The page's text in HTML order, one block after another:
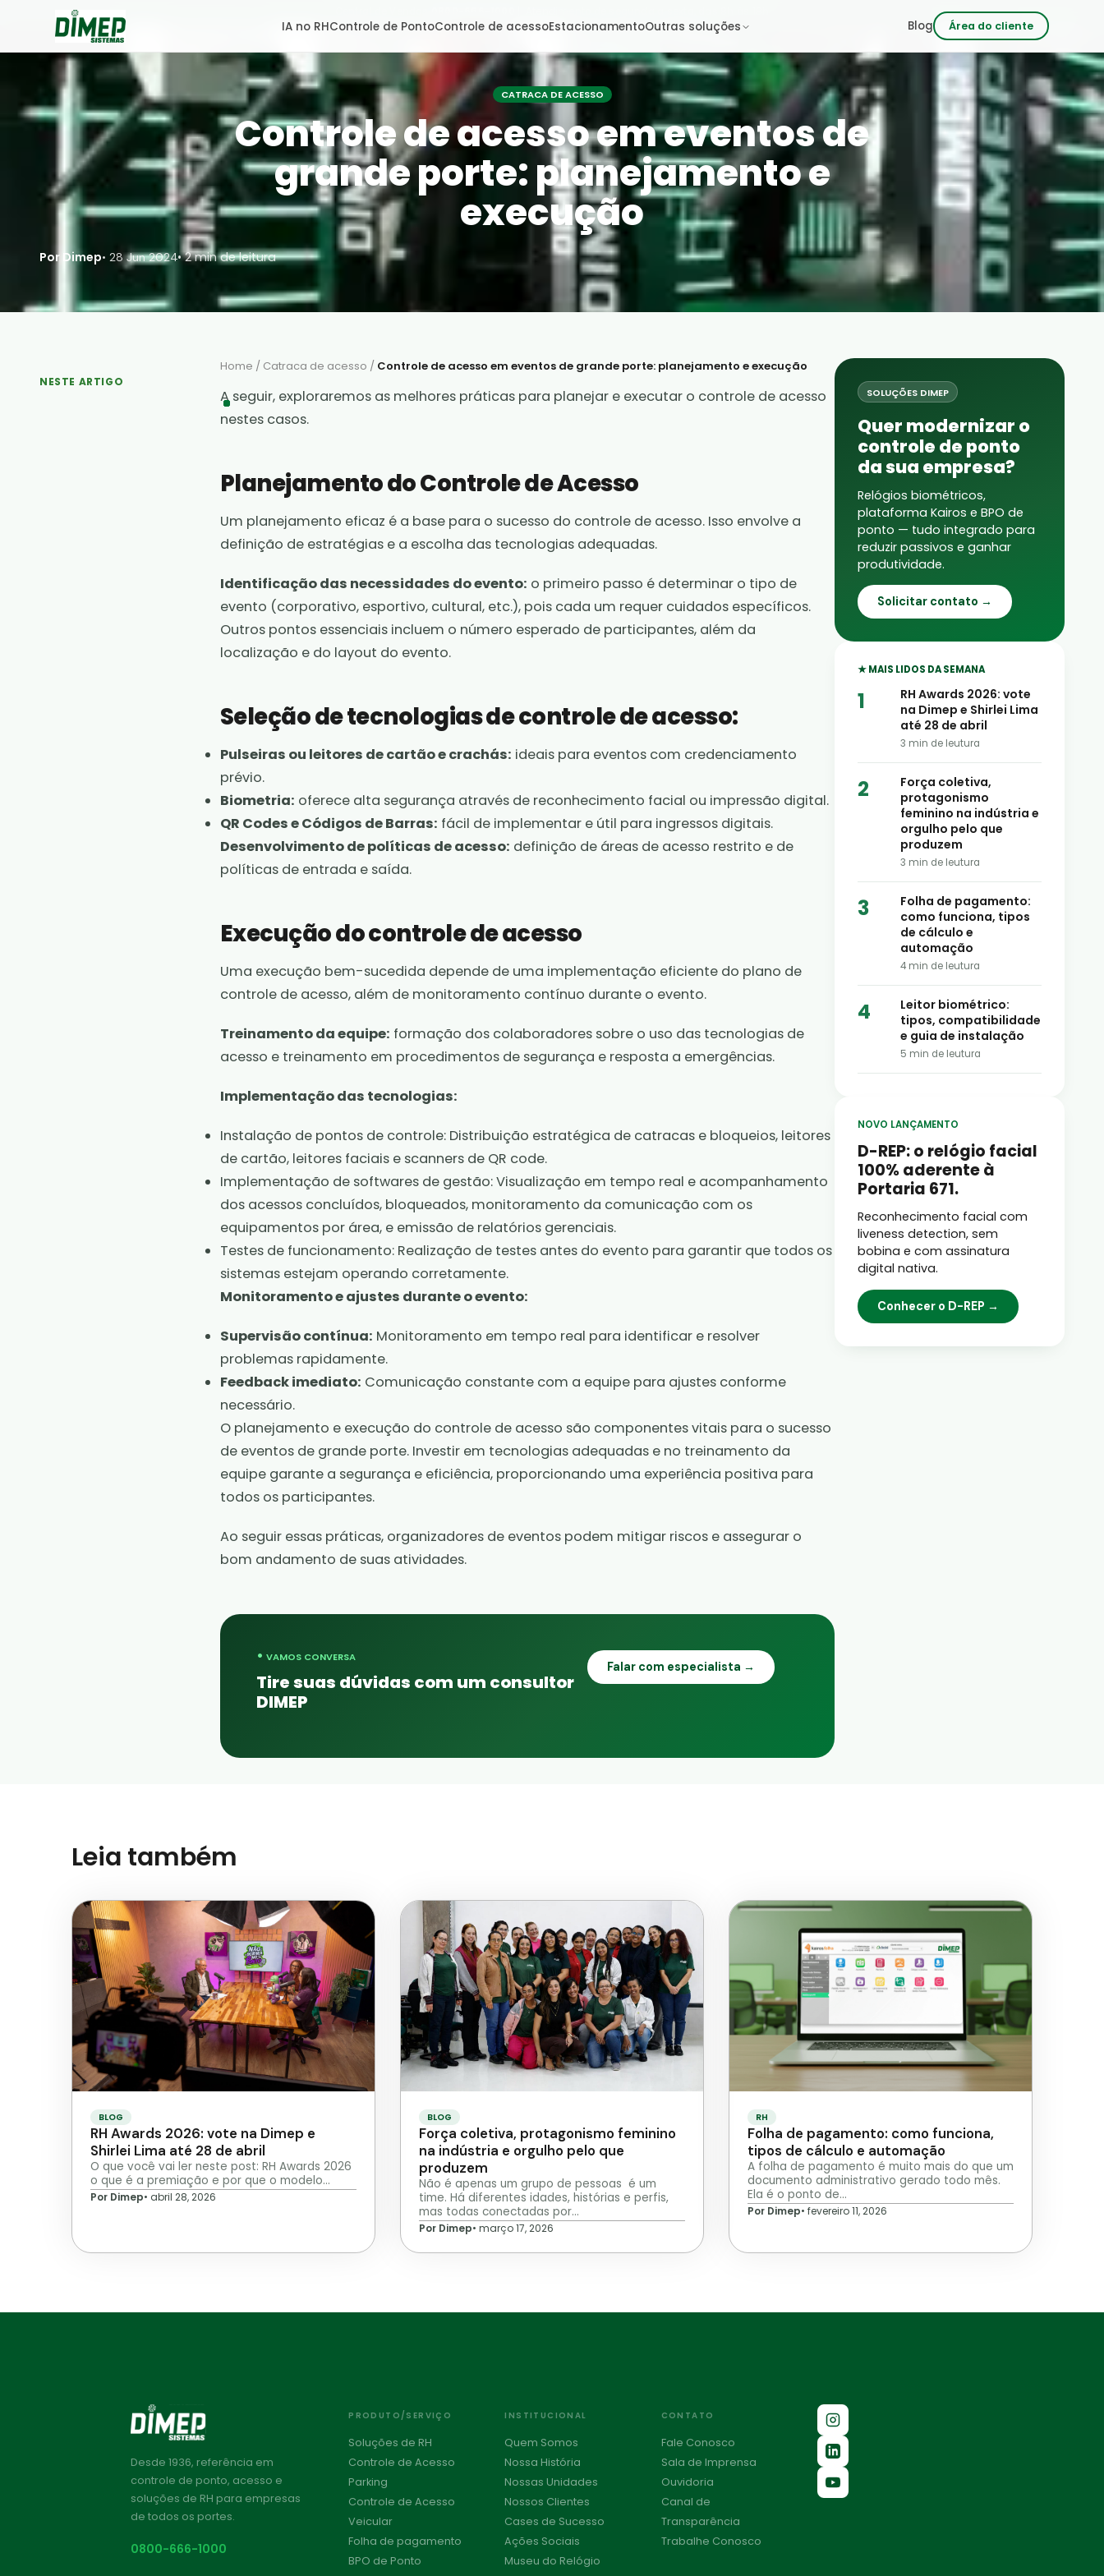
IA no RHControle de PontoControle de acessoEstacionamentoOutras soluções Blog Área do cliente
CATRACA DE ACESSO
Controle de acesso em eventos de
grande porte: planejamento e
execução
Por Dimep• 28 Jun 2024• 2 min de leitura
NESTE ARTIGO
Home / Catraca de acesso / Controle de acesso em eventos de grande porte: planejamento e execução
A seguir, exploraremos as melhores práticas para planejar e executar o controle de acesso
nestes casos.
Planejamento do Controle de Acesso
Um planejamento eficaz é a base para o sucesso do controle de acesso. Isso envolve a
definição de estratégias e a escolha das tecnologias adequadas.
Identificação das necessidades do evento: o primeiro passo é determinar o tipo de
evento (corporativo, esportivo, cultural, etc.), pois cada um requer cuidados específicos.
Outros pontos essenciais incluem o número esperado de participantes, além da
localização e do layout do evento.
Seleção de tecnologias de controle de acesso:
Pulseiras ou leitores de cartão e crachás: ideais para eventos com credenciamento
prévio.
Biometria: oferece alta segurança através de reconhecimento facial ou impressão digital.
QR Codes e Códigos de Barras: fácil de implementar e útil para ingressos digitais.
Desenvolvimento de políticas de acesso: definição de áreas de acesso restrito e de
políticas de entrada e saída.
Execução do controle de acesso
Uma execução bem-sucedida depende de uma implementação eficiente do plano de
controle de acesso, além de monitoramento contínuo durante o evento.
Treinamento da equipe: formação dos colaboradores sobre o uso das tecnologias de
acesso e treinamento em procedimentos de segurança e resposta a emergências.
Implementação das tecnologias:
Instalação de pontos de controle: Distribuição estratégica de catracas e bloqueios, leitores
de cartão, leitores faciais e scanners de QR code.
Implementação de softwares de gestão: Visualização em tempo real e acompanhamento
dos acessos concluídos, bloqueados, monitoramento da comunicação com os
equipamentos por área, e emissão de relatórios gerenciais.
Testes de funcionamento: Realização de testes antes do evento para garantir que todos os
sistemas estejam operando corretamente.
Monitoramento e ajustes durante o evento:
Supervisão contínua: Monitoramento em tempo real para identificar e resolver
problemas rapidamente.
Feedback imediato: Comunicação constante com a equipe para ajustes conforme
necessário.
O planejamento e execução do controle de acesso são componentes vitais para o sucesso
de eventos de grande porte. Investir em tecnologias adequadas e no treinamento da
equipe garante a segurança e eficiência, proporcionando uma experiência positiva para
todos os participantes.
Ao seguir essas práticas, organizadores de eventos podem mitigar riscos e assegurar o
bom andamento de suas atividades.
• VAMOS CONVERSA
Tire suas dúvidas com um consultor
DIMEP
Falar com especialista →
SOLUÇÕES DIMEP
Quer modernizar o
controle de ponto
da sua empresa?
Relógios biométricos,
plataforma Kairos e BPO de
ponto — tudo integrado para
reduzir passivos e ganhar
produtividade.
Solicitar contato →
★ MAIS LIDOS DA SEMANA
RH Awards 2026: vote
na Dimep e Shirlei Lima
até 28 de abril
3 min de leutura
Força coletiva,
protagonismo
feminino na indústria e
orgulho pelo que
produzem
3 min de leutura
Folha de pagamento:
como funciona, tipos
de cálculo e
automação
4 min de leutura
Leitor biométrico:
tipos, compatibilidade
e guia de instalação
5 min de leutura
NOVO LANÇAMENTO
D-REP: o relógio facial
100% aderente à
Portaria 671.
Reconhecimento facial com
liveness detection, sem
bobina e com assinatura
digital nativa.
Conhecer o D-REP →
Leia também
BLOG
RH Awards 2026: vote na Dimep e
Shirlei Lima até 28 de abril
O que você vai ler neste post: RH Awards 2026
o que é a premiação e por que o modelo…
Por Dimep• abril 28, 2026
BLOG
Força coletiva, protagonismo feminino
na indústria e orgulho pelo que
produzem
Não é apenas um grupo de pessoas é um
time. Há diferentes idades, histórias e perfis,
mas todas conectadas por…
Por Dimep• março 17, 2026
RH
Folha de pagamento: como funciona,
tipos de cálculo e automação
A folha de pagamento é muito mais do que um
documento administrativo gerado todo mês.
Ela é o ponto de…
Por Dimep• fevereiro 11, 2026
Desde 1936, referência em
controle de ponto, acesso e
soluções de RH para empresas
de todos os portes.
0800-666-1000
PRODUTO/SERVIÇO
Soluções de RH
Controle de Acesso
Parking
Controle de Acesso
Veicular
Folha de pagamento
BPO de Ponto
INSTITUCIONAL
Quem Somos
Nossa História
Nossas Unidades
Nossos Clientes
Cases de Sucesso
Ações Sociais
Museu do Relógio
CONTATO
Fale Conosco
Sala de Imprensa
Ouvidoria
Canal de
Transparência
Trabalhe Conosco